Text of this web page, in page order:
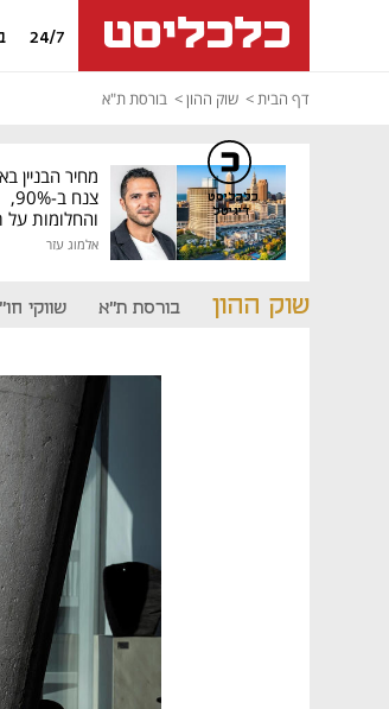
24/7
דף הבית שוק ההון בורסת ת"א
מחיר הבניין
צנח ב-90%,
והחלומות
גבוהה התנפצו
אלמוג עזר
שוק ההון בורסת ת"א שווקי
כלכליסט
דיגיטל